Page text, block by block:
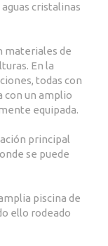
cristalinas
materiales de
En la
todas con
con un amplio
equipada.
principal
se puede
piscina de
ello rodeado